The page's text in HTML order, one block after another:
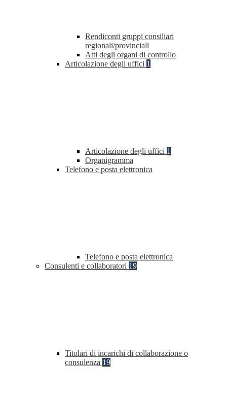
Rendiconti gruppi consiliari
regionali/provinciali
Atti degli organi di controllo
Articolazione degli uffici 1
Articolazione degli uffici 1
Organigramma
Telefono e posta elettronica
Telefono e posta elettronica
Consulenti e collaboratori 19
Titolari di incarichi di collaborazione o
consulenza 19